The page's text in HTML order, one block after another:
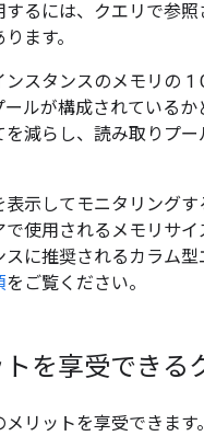
るには、クエリで参
ます。
スタンスのメモリの 1
ルが構成されている
減らし、読み取りプ
示してモニタリングす
使用されるメモリサイ
に推奨されるカラム
をご覧ください。
を享受できる
リットを享受できま